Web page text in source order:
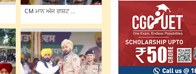
CM ਮਾਨ ਅੱਜ ਰਾਸ਼ਟ ...